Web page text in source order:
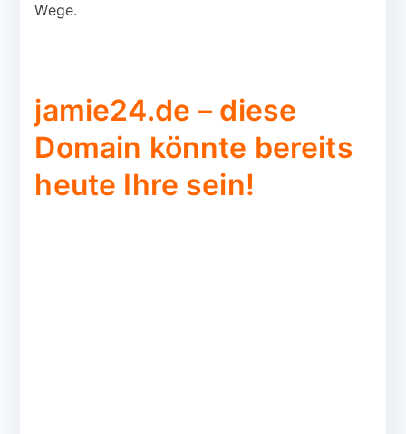
Wege.
jamie24.de – diese
Domain könnte bereits
heute Ihre sein!